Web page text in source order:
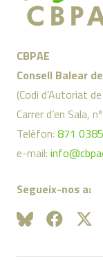
CBPAE
Consell Balear
(Codi d’Autoriat
Carrer d’en Sala,
Telèfon: 871
e-mail:
Segueix-nos a: